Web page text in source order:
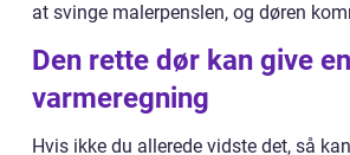
at svinge malerpenslen, og døren
Den rette dør kan give
varmeregning
Hvis ikke du allerede vidste det, så